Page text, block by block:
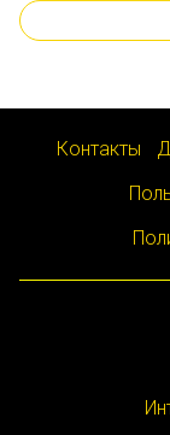
Контакты